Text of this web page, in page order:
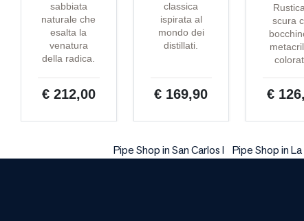
sabbiata
naturale che
esalta la
venatura
della radica.
€ 212,00
classica
ispirata al
mondo dei
distillati.
€ 169,90
scura
€
Pipe Shop in San Carlos I Pipe Shop in